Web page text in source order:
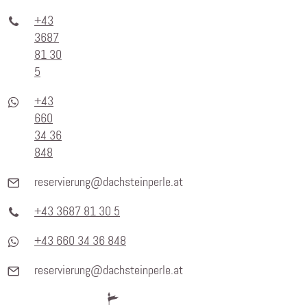
+43
3687
81 30
5
+43
660
34 36
848
reservierung@dachsteinperle.at
+43 3687 81 30 5
+43 660 34 36 848
reservierung@dachsteinperle.at